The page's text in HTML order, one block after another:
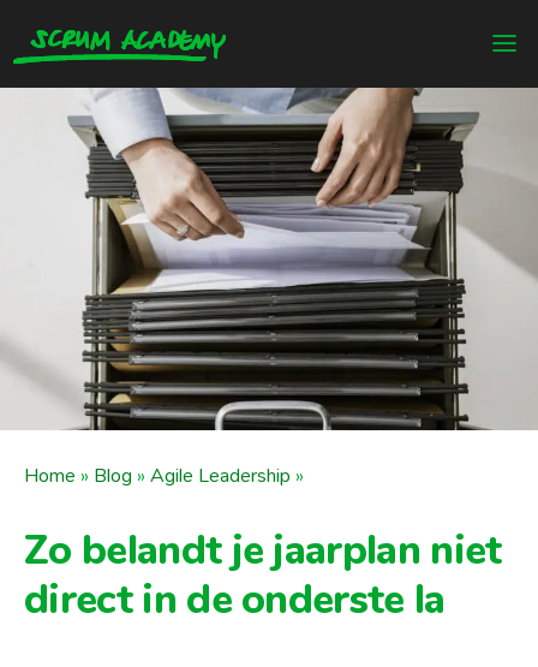
Home » Blog » Agile Leadership »
Zo belandt je jaarplan niet
direct in de onderste la